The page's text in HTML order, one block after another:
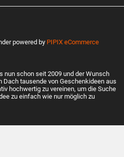
powered by PIPIX eCommerce
nun schon seit 2009 und der Wunsch
tausende von Geschenkideen aus
hochwertig zu vereinen, um die Suche
zu einfach wie nur möglich zu